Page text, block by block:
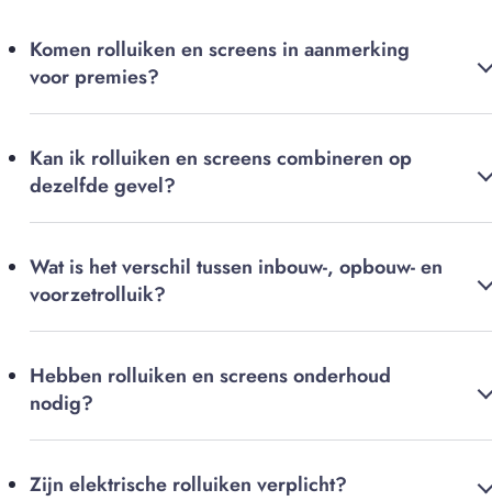
Komen rolluiken en screens in aanmerking
voor premies?
Kan ik rolluiken en screens combineren op
dezelfde gevel?
Wat is het verschil tussen inbouw-, opbouw- en
voorzetrolluik?
Hebben rolluiken en screens onderhoud
nodig?
Zijn elektrische rolluiken verplicht?